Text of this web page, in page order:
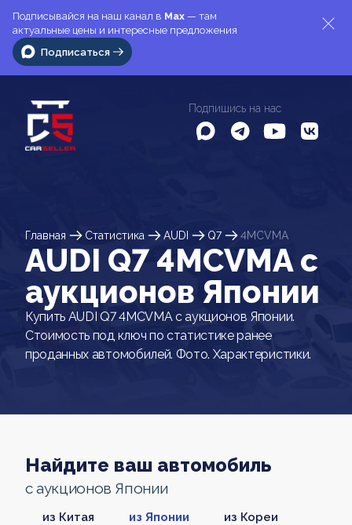
Подписывайся на наш канал в Max — там
актуальные цены и интересные предложения
Подписаться
Подпишись на нас
Главная Статистика AUDI Q7 4MCVMA
AUDI Q7 4MCVMA c
аукционов Японии
Купить AUDI Q7 4MCVMA с аукционов Японии.
Стоимость под ключ по статистике ранее
проданных автомобилей. Фото. Характеристики.
Найдите ваш автомобиль
с аукционов Японии
из Китая из Японии из Кореи